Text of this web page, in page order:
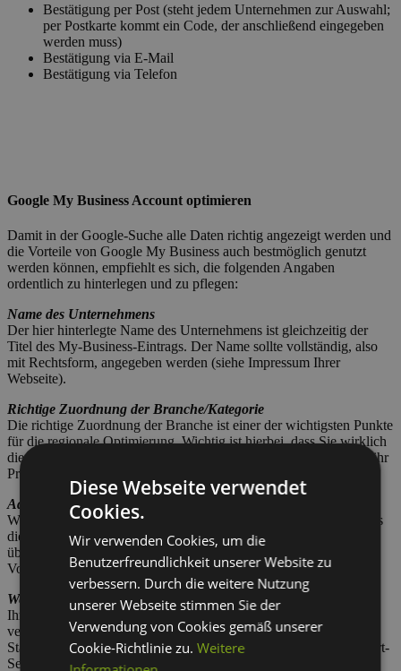
Bestätigung per Post (steht jedem Unternehmen zur Auswahl;
per Postkarte kommt ein Code, der anschließend eingegeben
werden muss)
Bestätigung via E-Mail
Bestätigung via Telefon
Google My Business Account optimieren
Damit in der Google-Suche alle Daten richtig angezeigt werden und
die Vorteile von Google My Business auch bestmöglich genutzt
werden können, empfiehlt es sich, die folgenden Angaben
ordentlich zu hinterlegen und zu pflegen:
Name des Unternehmens
Der hier hinterlegte Name des Unternehmens ist gleichzeitig der
Titel des My-Business-Eintrags. Der Name sollte vollständig, also
mit Rechtsform, angegeben werden (siehe Impressum Ihrer
Webseite).
Richtige Zuordnung der Branche/Kategorie
Die richtige Zuordnung der Branche ist einer der wichtigsten Punkte
für die regionale Optimierung. Wichtig ist hierbei, dass Sie wirklich
die Branche, die zu Ihrem Unternehmen passt, wählen und nicht ihr
Produkt oder Dienstleistung.
Adresse & Telefonnummer
Wie bereits etwas weiter oben geschrieben, ist es hier wichtig, dass
diese Angaben mit denen im Impressum Ihrer Webseite
übereinstimmen. Idealerweise hat Ihre Telefonnummer eine lokale
Vorwahl und keine Callcenter- bzw. 0800er-Nummer.
Website des Unternehmens
Ihr Google My Business – Eintrag sollte mit der Firmenwebseite
verbunden sein. Bei einem Einzelstandort bietet es sich an, die
Startseite anzugeben, bei mehreren Standorten können die Standort-
Seiten verlinkt werden.
Diese Webseite verwendet
Cookies.
Wir verwenden Cookies, um die
Benutzerfreundlichkeit unserer Website zu
verbessern. Durch die weitere Nutzung
unserer Webseite stimmen Sie der
Verwendung von Cookies gemäß unserer
Cookie-Richtlinie zu.Weitere